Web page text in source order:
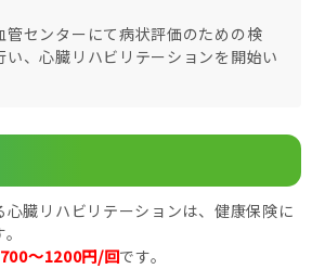
管センターにて病状評価のための検
い、心臓リハビリテーションを開始い
臓リハビリテーションは、健康保険に
～1200円/回です。